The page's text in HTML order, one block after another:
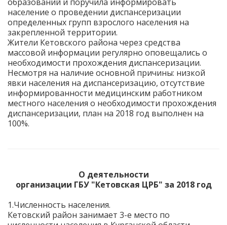
население о проведении диспансеризации
определенных групп взрослого населения на
закрепленной территории.
Жители Кетовского района через средства
массовой информации регулярно оповещались о
необходимости прохождения диспансеризации.
Несмотря на наличие основной причины: низкой
явки населения на диспансеризацию, отсутствие
информированности медицинским работником
местного населения о необходимости прохождения
диспансеризации, план на 2018 год выполнен на
100%.
О деятельности
организации ГБУ "Кетовская ЦРБ" за 2018 год
1.Численность населения.
Кетовский район занимает 3-е место по